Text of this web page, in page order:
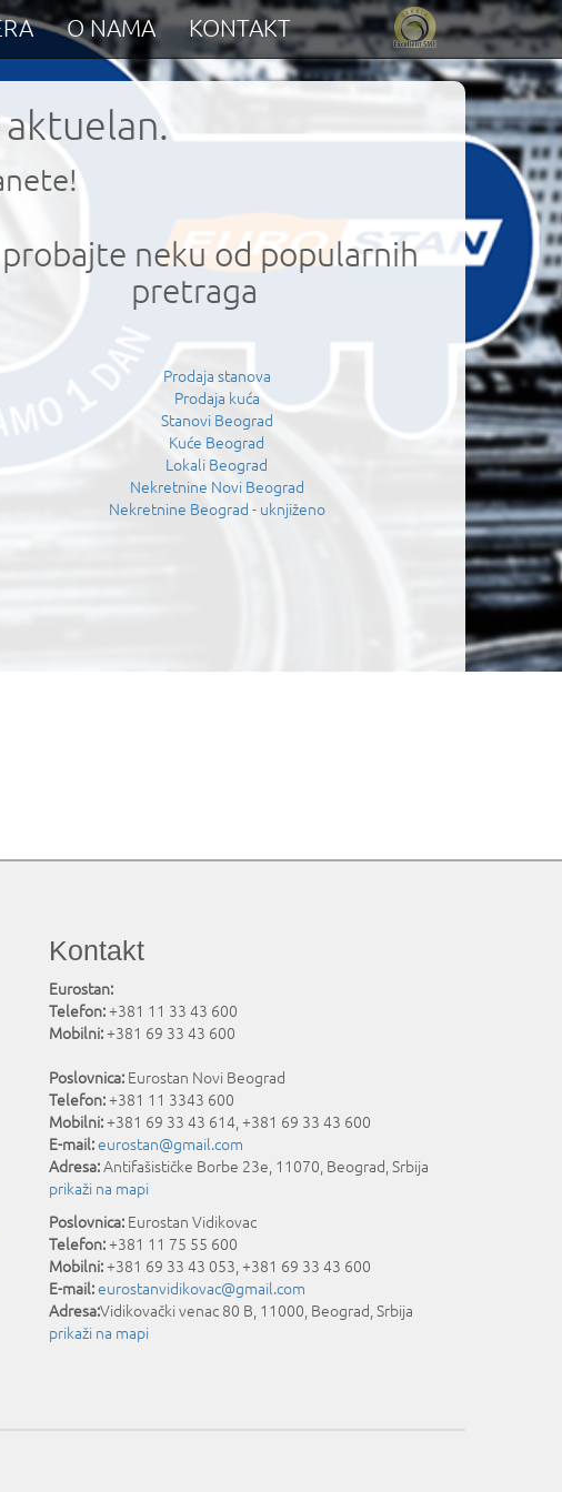
O NAMA KONTAKT
neku od popularnih
pretraga
Prodaja stanova
Prodaja kuća
Stanovi Beograd
Kuće Beograd
Lokali Beograd
Nekretnine Novi Beograd
Nekretnine Beograd - uknjiženo
Kontakt
Eurostan:
Telefon:+381 11 33 43 600
Mobilni:+381 69 33 43 600
Poslovnica: Eurostan Novi Beograd
Telefon:+381 11 3343 600
Mobilni:+381 69 33 43 614, +381 69 33 43 600
E-mail:eurostan@gmail.com
Adresa:Antifašističke Borbe 23e, 11070, Beograd,Srbija
prikaži na mapi
Poslovnica: Eurostan Vidikovac
Telefon:+381 11 75 55 600
Mobilni:+381 69 33 43 053, +381 69 33 43 600
E-mail:eurostanvidikovac@gmail.com
Adresa:Vidikovački venac 80 B, 11000, Beograd,Srbija
prikaži na mapi